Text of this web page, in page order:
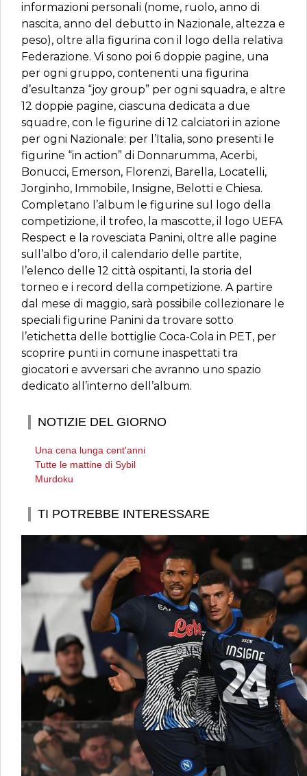
informazioni personali (nome, ruolo, anno di
nascita, anno del debutto in Nazionale, altezza e
peso), oltre alla figurina con il logo della relativa
Federazione. Vi sono poi 6 doppie pagine, una
per ogni gruppo, contenenti una figurina
d’esultanza “joy group” per ogni squadra, e altre
12 doppie pagine, ciascuna dedicata a due
squadre, con le figurine di 12 calciatori in azione
per ogni Nazionale: per l’Italia, sono presenti le
figurine “in action” di Donnarumma, Acerbi,
Bonucci, Emerson, Florenzi, Barella, Locatelli,
Jorginho, Immobile, Insigne, Belotti e Chiesa.
Completano l’album le figurine sul logo della
competizione, il trofeo, la mascotte, il logo UEFA
Respect e la rovesciata Panini, oltre alle pagine
sull’albo d’oro, il calendario delle partite,
l’elenco delle 12 città ospitanti, la storia del
torneo e i record della competizione. A partire
dal mese di maggio, sarà possibile collezionare le
speciali figurine Panini da trovare sotto
l’etichetta delle bottiglie Coca-Cola in PET, per
scoprire punti in comune inaspettati tra
giocatori e avversari che avranno uno spazio
dedicato all’interno dell’album.
NOTIZIE DEL GIORNO
Una cena lunga cent'anni
Tutte le mattine di Sybil
Murdoku
TI POTREBBE INTERESSARE